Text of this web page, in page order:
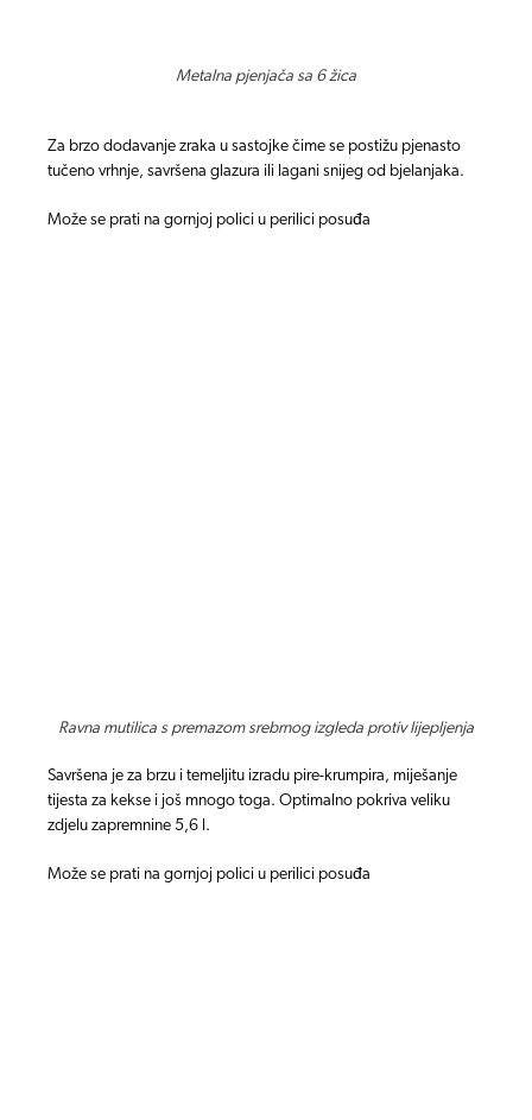
Metalna pjenjača sa 6 žica
Za brzo dodavanje zraka u sastojke čime se postižu pjenasto
tučeno vrhnje, savršena glazura ili lagani snijeg od bjelanjaka.
Može se prati na gornjoj polici u perilici posuđa
Ravna mutilica s premazom srebrnog izgleda protiv lijepljenja
Savršena je za brzu i temeljitu izradu pire-krumpira, miješanje
tijesta za kekse i još mnogo toga. Optimalno pokriva veliku
zdjelu zapremnine 5,6 l.
Može se prati na gornjoj polici u perilici posuđa